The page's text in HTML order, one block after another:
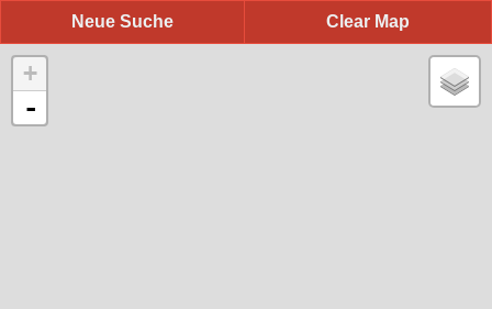
Clear Map
Neue Suche
+
-